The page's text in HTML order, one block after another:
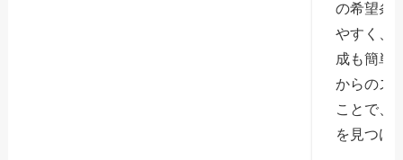
の希望条
やすく、
成も簡単
からのス
ことで、
を見つけ